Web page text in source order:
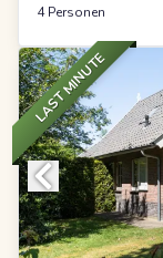
4 Personen
LAST MINUTE